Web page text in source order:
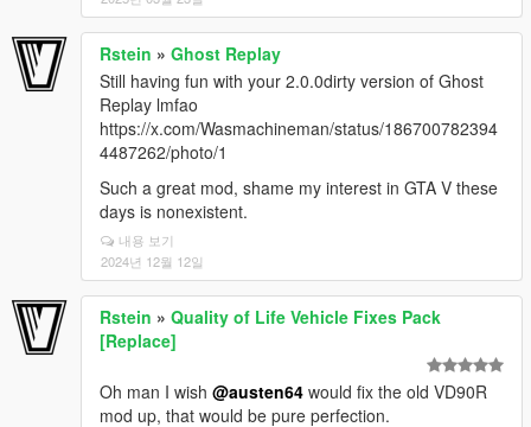
Rstein » Ghost Replay
Still having fun with your 2.0.0dirty version of Ghost
Replay lmfao
https://x.com/Wasmachineman/status/186700782394
4487262/photo/1
Such a great mod, shame my interest in GTA V these
days is nonexistent.
내용 보기
2024년 12월 12일
Rstein » Quality of Life Vehicle Fixes Pack
[Replace]
Oh man I wish @austen64 would fix the old VD90R
mod up, that would be pure perfection.